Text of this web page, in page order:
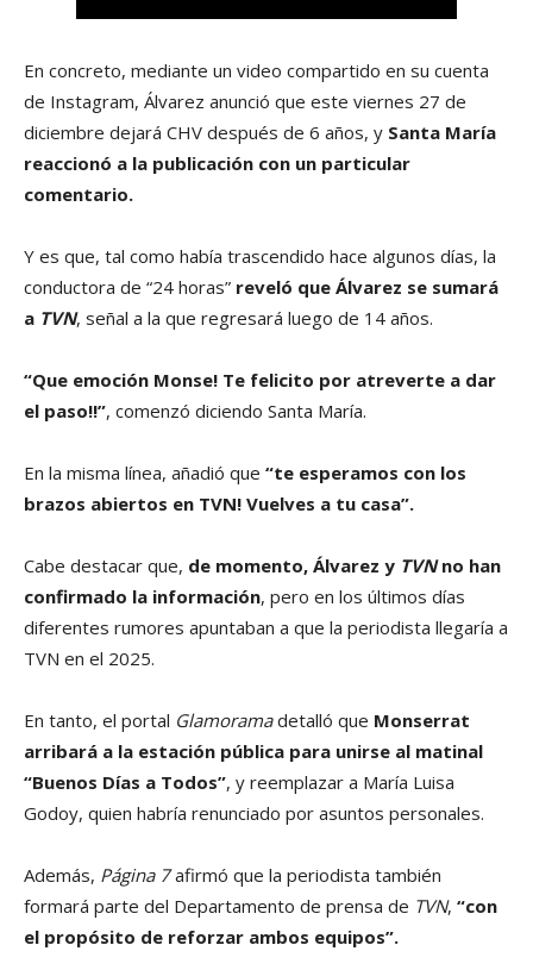
En concreto, mediante un video compartido en su cuenta
de Instagram, Álvarez anunció que este viernes 27 de
diciembre dejará CHV después de 6 años, y Santa María
reaccionó a la publicación con un particular
comentario.
Y es que, tal como había trascendido hace algunos días, la
conductora de “24 horas” reveló que Álvarez se sumará
a TVN, señal a la que regresará luego de 14 años.
“Que emoción Monse! Te felicito por atreverte a dar
el paso!!”, comenzó diciendo Santa María.
En la misma línea, añadió que “te esperamos con los
brazos abiertos en TVN! Vuelves a tu casa”.
Cabe destacar que, de momento, Álvarez y TVNno han
confirmado la información, pero en los últimos días
diferentes rumores apuntaban a que la periodista llegaría a
TVN en el 2025.
En tanto, el portal Glamoramadetalló que Monserrat
arribará a la estación pública para unirse al matinal
“Buenos Días a Todos”, y reemplazar a María Luisa
Godoy, quien habría renunciado por asuntos personales.
Además, Página 7afirmó que la periodista también
formará parte del Departamento de prensa de TVN, “con
el propósito de reforzar ambos equipos”.